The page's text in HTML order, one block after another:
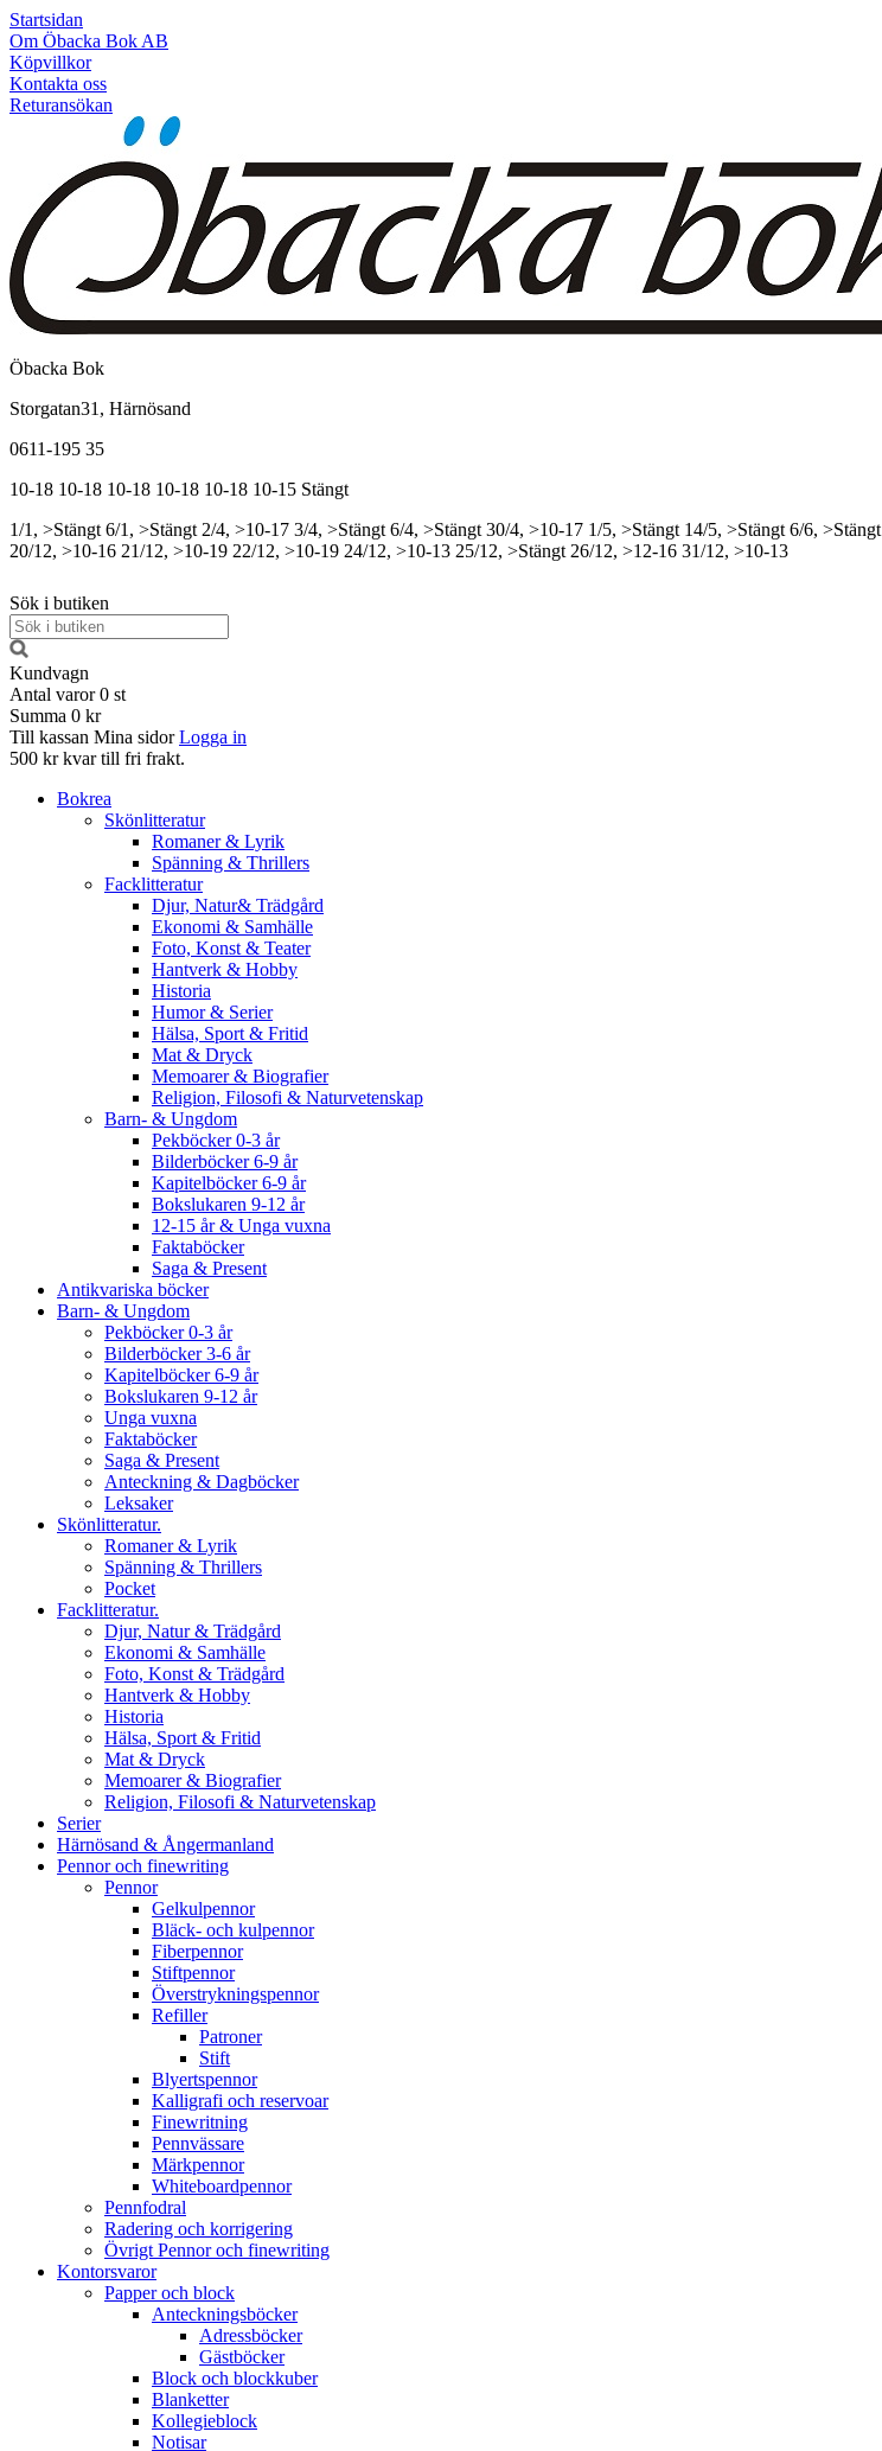
Startsidan
Om Öbacka Bok AB
Köpvillkor
Kontakta oss
Returansökan
Öbacka Bok
Storgatan31, Härnösand
0611-195 35
10-18 10-18 10-18 10-18 10-18 10-15 Stängt
1/1, >Stängt 6/1, >Stängt 2/4, >10-17 3/4, >Stängt 6/4, >Stängt 30/4, >10-17 1/5, >Stängt 14/5, >Stängt 6/6, >Stängt
20/12, >10-16 21/12, >10-19 22/12, >10-19 24/12, >10-13 25/12, >Stängt 26/12, >12-16 31/12, >10-13
Sök i butiken
Kundvagn
Antal varor 0 st
Summa 0 kr
Till kassan Mina sidor Logga in
500 kr kvar till fri frakt.
Bokrea
Skönlitteratur
Romaner & Lyrik
Spänning & Thrillers
Facklitteratur
Djur, Natur& Trädgård
Ekonomi & Samhälle
Foto, Konst & Teater
Hantverk & Hobby
Historia
Humor & Serier
Hälsa, Sport & Fritid
Mat & Dryck
Memoarer & Biografier
Religion, Filosofi & Naturvetenskap
Barn- & Ungdom
Pekböcker 0-3 år
Bilderböcker 6-9 år
Kapitelböcker 6-9 år
Bokslukaren 9-12 år
12-15 år & Unga vuxna
Faktaböcker
Saga & Present
Antikvariska böcker
Barn- & Ungdom
Pekböcker 0-3 år
Bilderböcker 3-6 år
Kapitelböcker 6-9 år
Bokslukaren 9-12 år
Unga vuxna
Faktaböcker
Saga & Present
Anteckning & Dagböcker
Leksaker
Skönlitteratur.
Romaner & Lyrik
Spänning & Thrillers
Pocket
Facklitteratur.
Djur, Natur & Trädgård
Ekonomi & Samhälle
Foto, Konst & Trädgård
Hantverk & Hobby
Historia
Hälsa, Sport & Fritid
Mat & Dryck
Memoarer & Biografier
Religion, Filosofi & Naturvetenskap
Serier
Härnösand & Ångermanland
Pennor och finewriting
Pennor
Gelkulpennor
Bläck- och kulpennor
Fiberpennor
Stiftpennor
Överstrykningspennor
Refiller
Patroner
Stift
Blyertspennor
Kalligrafi och reservoar
Finewritning
Pennvässare
Märkpennor
Whiteboardpennor
Pennfodral
Radering och korrigering
Övrigt Pennor och finewriting
Kontorsvaror
Papper och block
Anteckningsböcker
Adressböcker
Gästböcker
Block och blockkuber
Blanketter
Kollegieblock
Notisar